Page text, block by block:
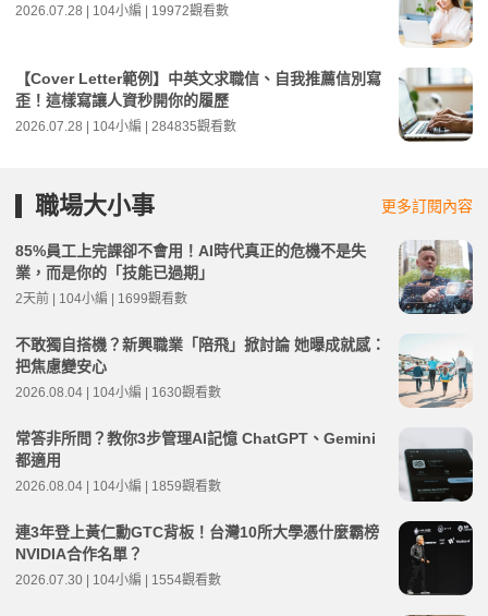
2026.07.28 | 104小編 | 19972觀看數
【Cover Letter範例】中英文求職信、自我推薦信別寫
歪！這樣寫讓人資秒開你的履歷
2026.07.28 | 104小編 | 284835觀看數
職場大小事 更多訂閱內容
85%員工上完課卻不會用！AI時代真正的危機不是失
業，而是你的「技能已過期」
2天前 | 104小編 | 1699觀看數
不敢獨自搭機？新興職業「陪飛」掀討論 她曝成就感：
把焦慮變安心
2026.08.04 | 104小編 | 1630觀看數
常答非所問？教你3步管理AI記憶 ChatGPT、Gemini
都適用
2026.08.04 | 104小編 | 1859觀看數
連3年登上黃仁勳GTC背板！台灣10所大學憑什麼霸榜
NVIDIA合作名單？
2026.07.30 | 104小編 | 1554觀看數